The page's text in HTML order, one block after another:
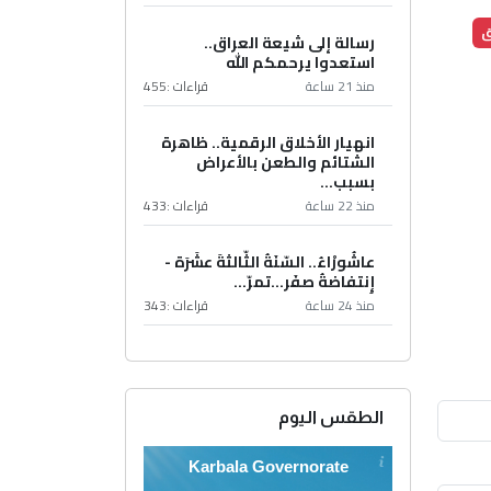
رسالة إلى شيعة العراق..
استعدوا يرحمكم الله
منذ 21 ساعة قراءات :455
انهيار الأخلاق الرقمية.. ظاهرة
الشتائم والطعن بالأعراض
بسبب...
منذ 22 ساعة قراءات :433
عاشُورْاءُ.. السّنَةُ الثّالثةَ عشَرَة -
إِنتفاضةُ صفَر…تمرّ...
منذ 24 ساعة قراءات :343
الطقس اليوم
Karbala Governorate